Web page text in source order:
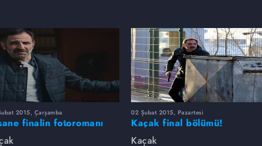
2015, Çarşamba
finalin fotoromanı
02 Şubat 2015, Pazartesi
Kaçak final bölümü!
Kaçak